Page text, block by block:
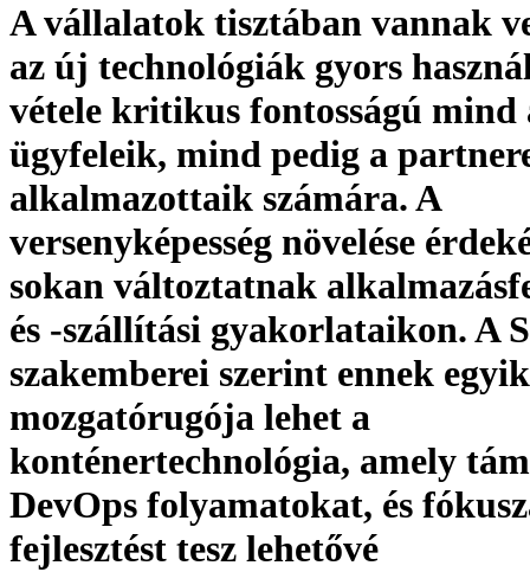
A vállalatok tisztában vannak
az új technológiák gyors
vétele kritikus fontosságú mind
ügyfeleik, mind pedig a
alkalmazottaik számára. A
versenyképesség növelése
sokan változtatnak
és -szállítási gyakorlataikon. A
szakemberei szerint ennek
mozgatórugója lehet a
konténertechnológia, amely
DevOps folyamatokat, és
fejlesztést tesz lehetővé